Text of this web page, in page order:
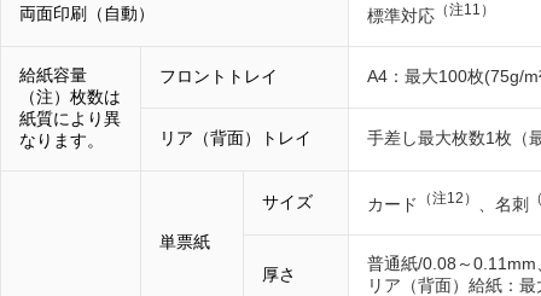
両面印刷（自動） 標準対応 （注11）
給紙容量
（注）枚数は
紙質により異
なります。
フロントトレイ A4：最大100枚(75g/
リア（背面）トレイ 手差し最大枚数1枚（
単票紙
サイズ カード （注12） 、名刺
厚さ
普通紙/0.08～
リア（背面）給紙：